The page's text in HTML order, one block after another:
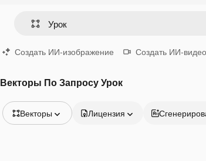
Создать ИИ-изображение Создать ИИ-видео
Векторы По Запросу Урок
Векторы Лицензия